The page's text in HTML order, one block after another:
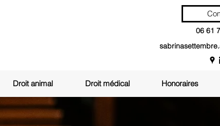
06 61
Droit animal Droit médical Honoraires